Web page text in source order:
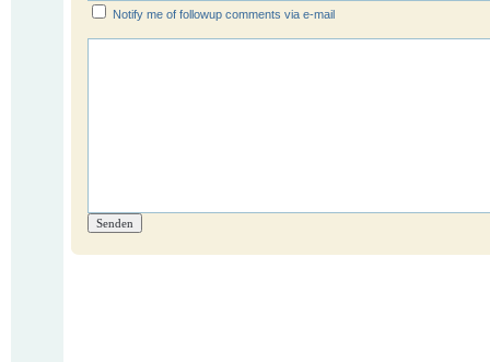
Notify me of followup comments via e-mail